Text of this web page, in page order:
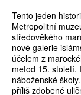
Tento jeden
Metropolitní
středověkého
nové galerie
účelem z
metod 15. století.
náboženské
příliš zdobené